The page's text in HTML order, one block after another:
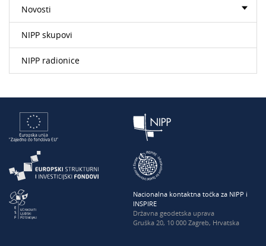
Novosti
NIPP skupovi
NIPP radionice
Nacionalna kontaktna točka za NIPP i
INSPIRE
Državna geodetska uprava
Gruška 20, 10 000 Zagreb, Hrvatska